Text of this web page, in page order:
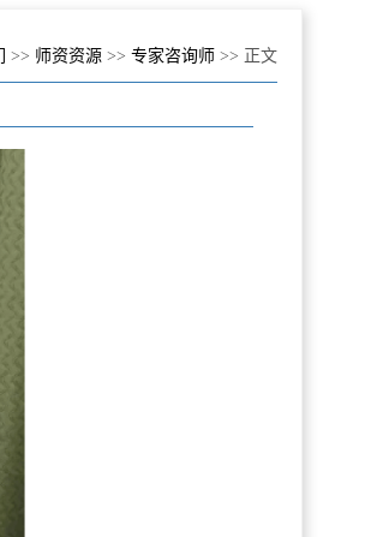
>> 师资资源 >> 专家咨询师 >> 正文